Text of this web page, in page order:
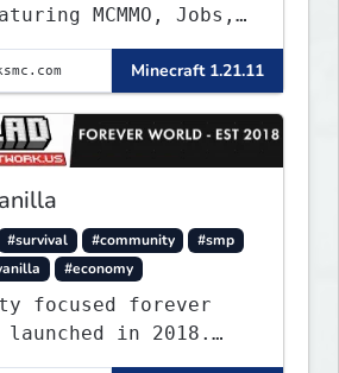
MCMMO, Jobs,
progression, and
We focus on a
balanced
long-term
Minecraft 1.21.11
#survival #community
#smp
#economy
focused forever
launched in 2018.
built